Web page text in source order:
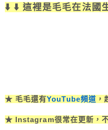
⬇️ ⬇️ 這裡是毛毛在法國
★ 毛毛還有YouTube頻道
★ Instagram很常在更新，